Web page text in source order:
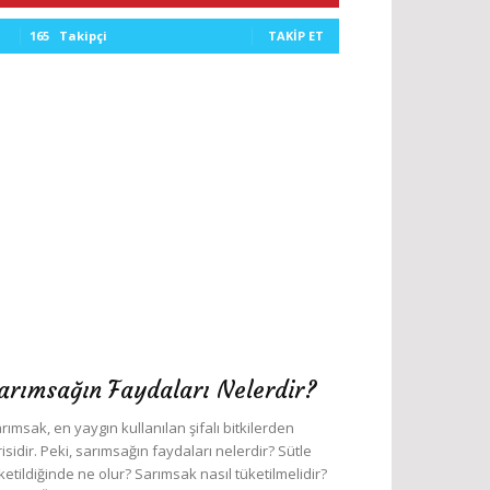
165 Takipçi TAKIP ET
Faydaları Nelerdir?
en yaygın kullanılan şifalı bitkilerden
Peki, sarımsağın faydaları nelerdir? Sütle
ne olur? Sarımsak nasıl tüketilmelidir?